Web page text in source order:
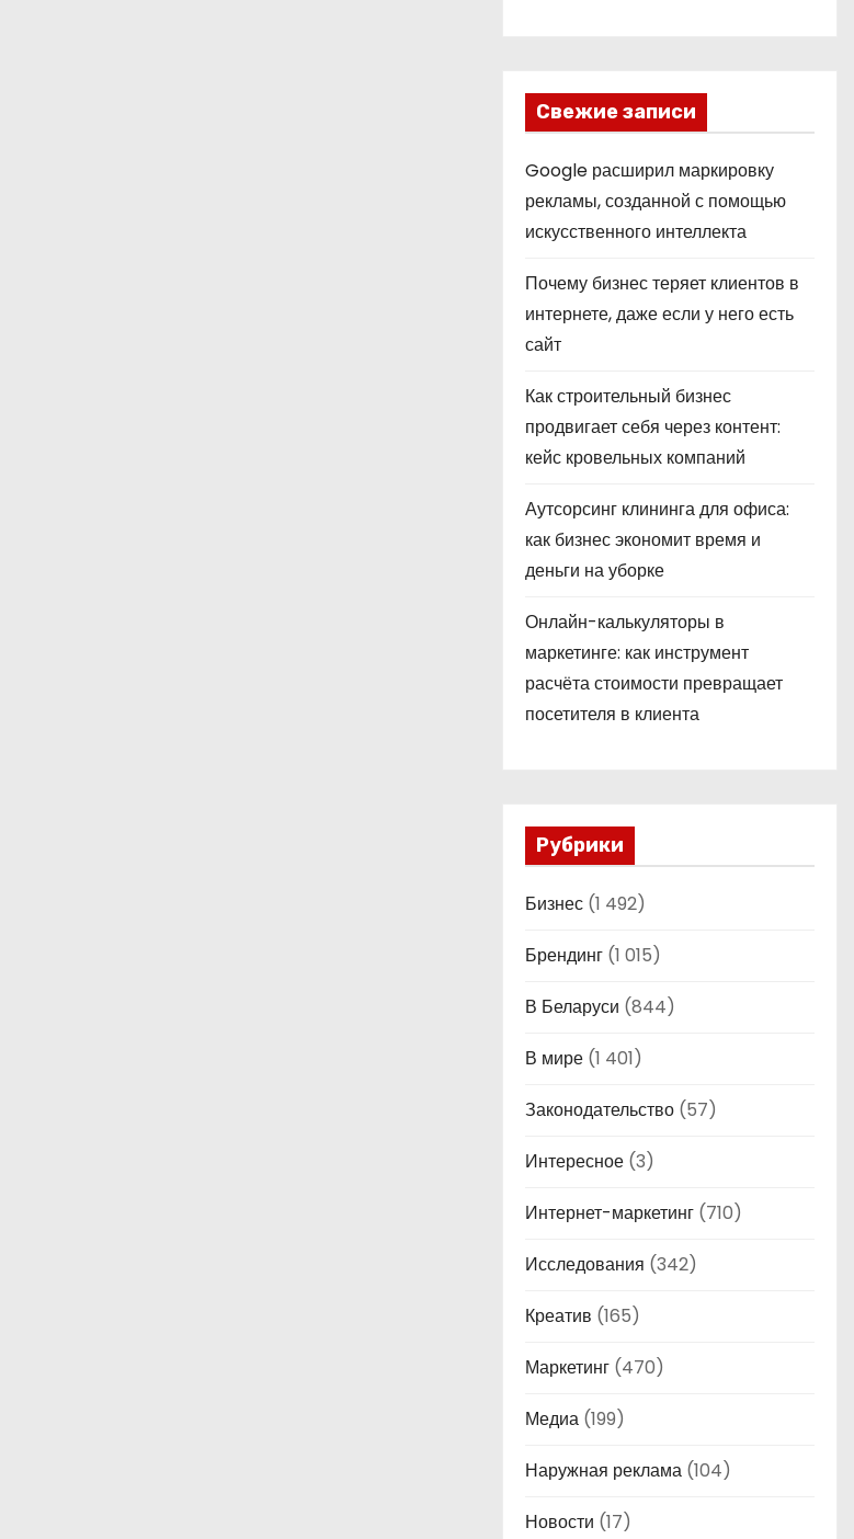
Свежие записи
Google расширил маркировку
рекламы, созданной с помощью
искусственного интеллекта
Почему бизнес теряет клиентов в
интернете, даже если у него есть
сайт
Как строительный бизнес
продвигает себя через контент:
кейс кровельных компаний
Аутсорсинг клининга для офиса:
как бизнес экономит время и
деньги на уборке
Онлайн-калькуляторы в
маркетинге: как инструмент
расчёта стоимости превращает
посетителя в клиента
Рубрики
Бизнес (1 492)
Брендинг (1 015)
В Беларуси (844)
В мире (1 401)
Законодательство (57)
Интересное (3)
Интернет-маркетинг (710)
Исследования (342)
Креатив (165)
Маркетинг (470)
Медиа (199)
Наружная реклама (104)
Новости (17)